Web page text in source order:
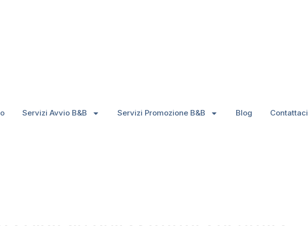
Servizi Avvio B&B Servizi Promozione B&B Blog Contattaci